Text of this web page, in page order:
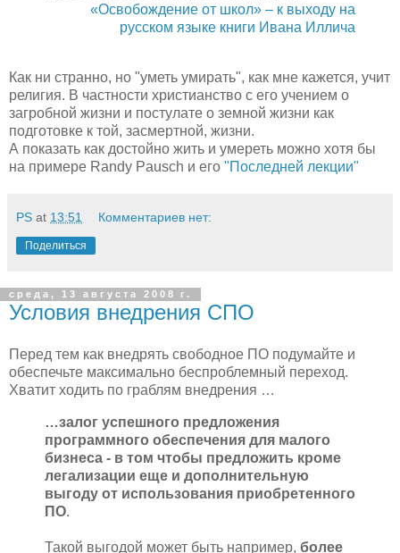
«Освобождение от школ» – к выходу на
русском языке книги Ивана Иллича
Как ни странно, но "уметь умирать", как мне кажется, учит
религия. В частности христианство с его учением о
загробной жизни и постулате о земной жизни как
подготовке к той, засмертной, жизни.
А показать как достойно жить и умереть можно хотя бы
на примере Randy Pausch и его "Последней лекции"
PS at 13:51 Комментариев нет:
Поделиться
среда, 13 августа 2008 г.
Условия внедрения СПО
Перед тем как внедрять свободное ПО подумайте и
обеспечьте максимально беспроблемный переход.
Хватит ходить по граблям внедрения …
…залог успешного предложения
программного обеспечения для малого
бизнеса - в том чтобы предложить кроме
легализации еще и дополнительную
выгоду от использования приобретенного
ПО.
Такой выгодой может быть например, более